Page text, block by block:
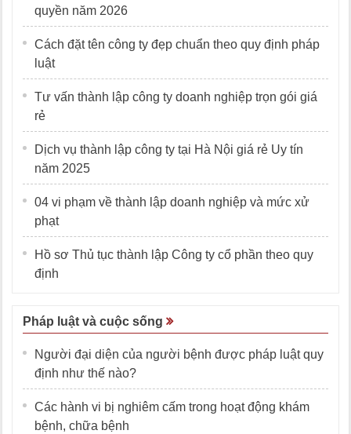
quyền năm 2026
Cách đặt tên công ty đẹp chuẩn theo quy định pháp
luật
Tư vấn thành lập công ty doanh nghiệp trọn gói giá
rẻ
Dịch vụ thành lập công ty tại Hà Nội giá rẻ Uy tín
năm 2025
04 vi phạm về thành lập doanh nghiệp và mức xử
phạt
Hồ sơ Thủ tục thành lập Công ty cổ phần theo quy
định
Pháp luật và cuộc sống
Người đại diện của người bệnh được pháp luật quy
định như thế nào?
Các hành vi bị nghiêm cấm trong hoạt động khám
bệnh, chữa bệnh